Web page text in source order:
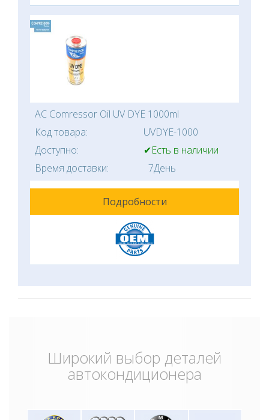
AC Comressor Oil UV DYE 1000ml
Код товара:
UVDYE-1000
Доступно:
✔Есть в наличии
Время доставки:
7День
Подробности
Широкий выбор деталей
автокондиционера